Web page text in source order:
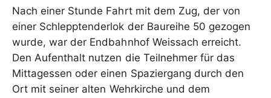
Nach einer Stunde Fahrt mit dem Zug, der von
einer Schlepptenderlok der Baureihe 50 gezogen
wurde, war der Endbahnhof Weissach erreicht.
Den Aufenthalt nutzen die Teilnehmer für das
Mittagessen oder einen Spaziergang durch den
Ort mit seiner alten Wehrkirche und dem